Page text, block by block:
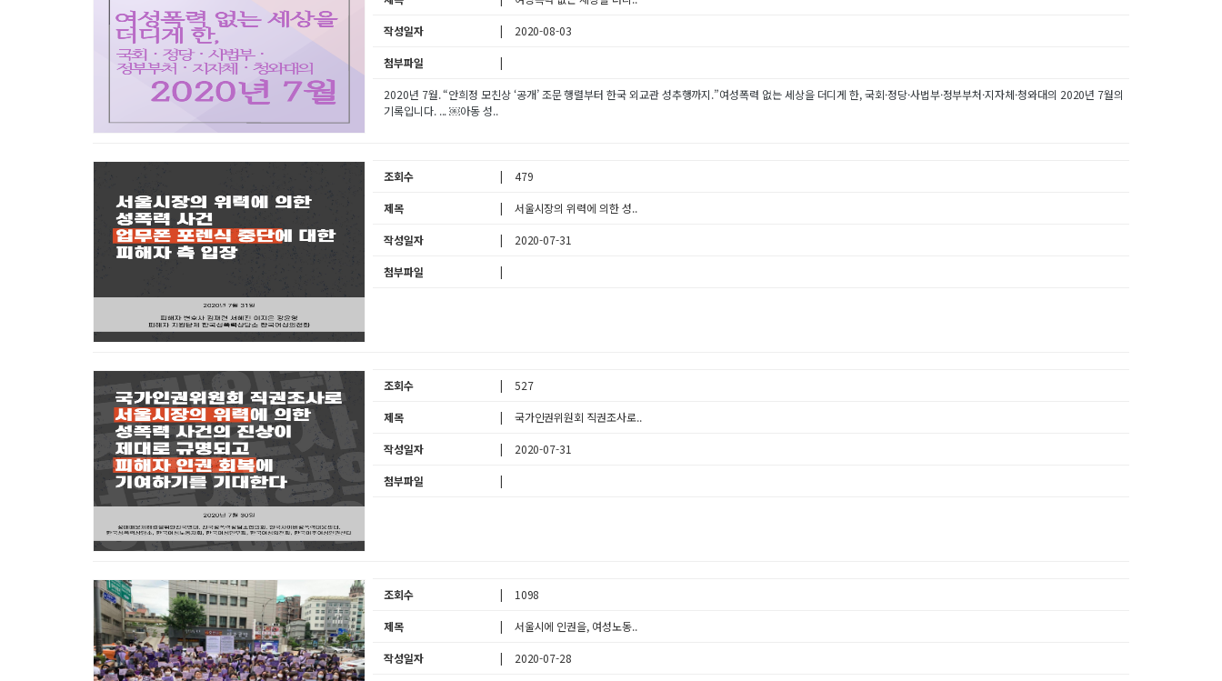
작성일자 2020-08-03
첨부파일
2020년 7월. “안희정 모친상 ‘공개’ 조문 행렬부터 한국 외교관 성추행까지.”여성폭력 없는 세상을 더디게 한, 국회·정당·사법부·정부부처·지자체·청와대의 2020년 7월의
기록입니다. ... ￼아동 성..
조회수 479
제목 서울시장의 위력에 의한 성..
작성일자 2020-07-31
첨부파일
조회수 527
제목 국가인권위원회 직권조사로..
작성일자 2020-07-31
첨부파일
조회수 1098
제목 서울시에 인권을, 여성노동..
작성일자 2020-07-28